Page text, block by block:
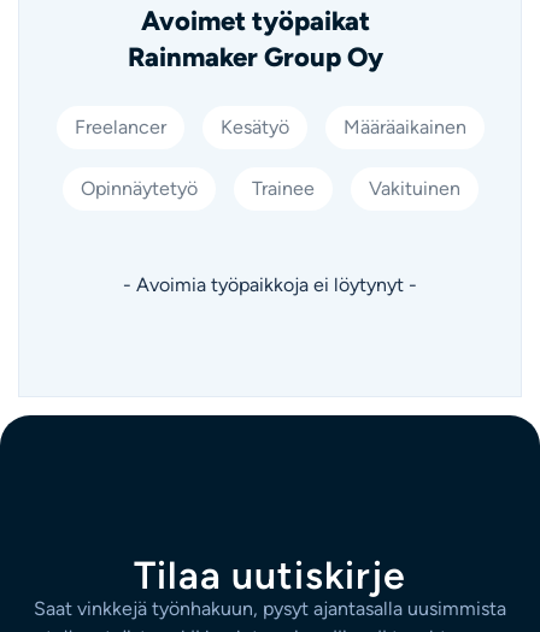
Avoimet työpaikat
Rainmaker Group Oy
Freelancer Kesätyö Määräaikainen
Opinnäytetyö Trainee Vakituinen
- Avoimia työpaikkoja ei löytynyt -
Tilaa uutiskirje
Saat vinkkejä työnhakuun, pysyt ajantasalla uusimmista